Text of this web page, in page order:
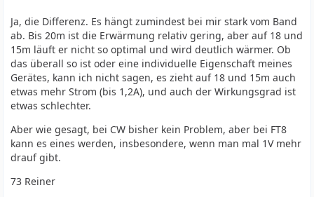
Ja, die Differenz. Es hängt zumindest bei mir stark vom Band
ab. Bis 20m ist die Erwärmung relativ gering, aber auf 18 und
15m läuft er nicht so optimal und wird deutlich wärmer. Ob
das überall so ist oder eine individuelle Eigenschaft meines
Gerätes, kann ich nicht sagen, es zieht auf 18 und 15m auch
etwas mehr Strom (bis 1,2A), und auch der Wirkungsgrad ist
etwas schlechter.
Aber wie gesagt, bei CW bisher kein Problem, aber bei FT8
kann es eines werden, insbesondere, wenn man mal 1V mehr
drauf gibt.
73 Reiner